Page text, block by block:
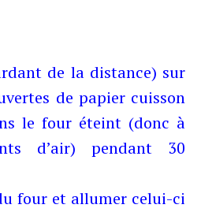
de la distance) sur
de papier cuisson
le four éteint (donc à
d’air) pendant 30
four et allumer celui-ci